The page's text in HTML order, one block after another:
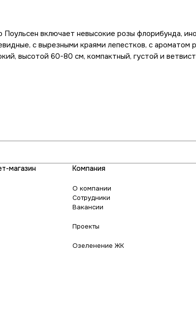
включает невысокие розы флорибунда,
с вырезными краями лепестков, с ароматом
высотой 60-80 см, компактный, густой и
магазин Компания
О компании
Сотрудники
Вакансии
Проекты
Озеленение ЖК